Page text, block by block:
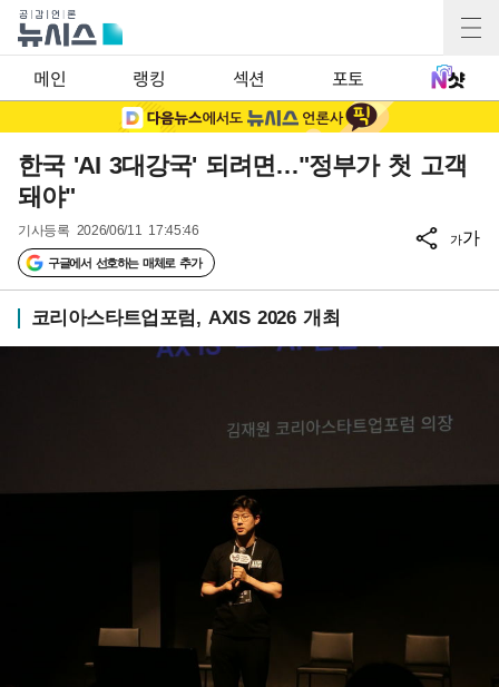
메인 랭킹 섹션 포토
한국 'AI 3대강국' 되려면…"정부가 첫 고객
돼야"
기사등록 2026/06/11 17:45:46
구글에서 선호하는 매체로 추가
가가
코리아스타트업포럼, AXIS 2026 개최